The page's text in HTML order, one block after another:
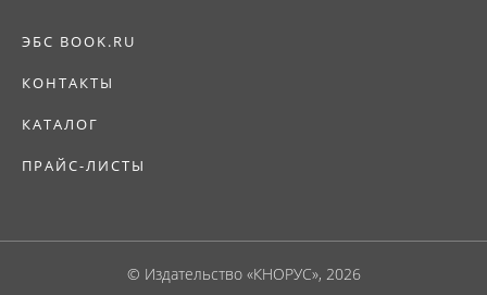
ЭБС BOOK.RU
КОНТАКТЫ
КАТАЛОГ
ПРАЙС-ЛИСТЫ
© Издательство «КНОРУС», 2026